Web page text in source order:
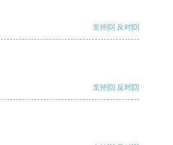
支持[0] 反对[0]
支持[0] 反对[0]